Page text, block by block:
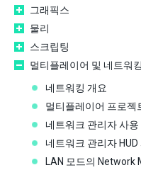
그래픽스
물리
스크립팅
멀티플레이어 및 네트워킹
네트워킹 개요
멀티플레이어 프로젝
네트워크 관리자 사용
네트워크 관리자 HUD
LAN 모드의 Network